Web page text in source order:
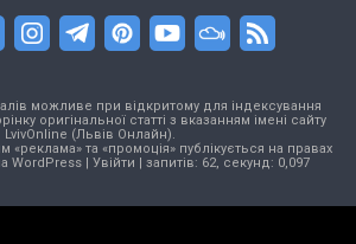
можливе при відкритому для індексування
оригінальної статті з вказанням імені сайту
LvivOnline (Львів Онлайн).
«реклама» та «промоція» публікується на правах
WordPress| Увійти | запитів: 62, секунд: 0,097